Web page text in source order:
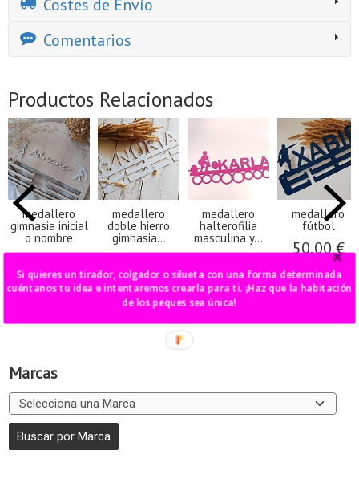
Marcas
Costes de Envío
Comentarios
Productos Relacionados
medallero
gimnasia inicial
o nombre
50,00 €
medallero
doble hierro
gimnasia...
50,00 €
medallero
halterofilia
masculina y...
50,00 €
medallero
fútbol
50,00 €
Si quieres un tirador, colgador o silueta con una forma determinada
cuéntanos tu idea e intentaremos crearla para ti. ¡Haz que la habitación
de los peques sea única!